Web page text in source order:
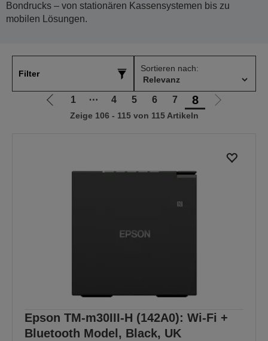
Bondrucks – von stationären Kassensystemen bis zu
mobilen Lösungen.
Filter
Sortieren nach:
Zur
vorherigen
1 ⋯ 4 5 6 7 8
Zur
Zeige 106 - 115 von 115 Artikeln
Epson TM-m30III-H (142A0): Wi-Fi +
Bluetooth Model, Black, UK